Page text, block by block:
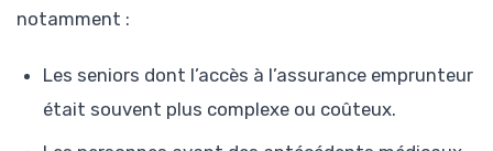
notamment :
Les seniors dont l’accès à l’assurance emprunteur
était souvent plus complexe ou coûteux.